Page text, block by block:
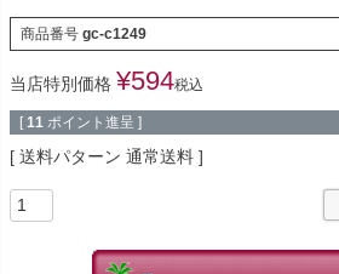
商品番号 gc-c1249
当店特別価格 ¥594税込
[ 11 ポイント進呈 ]
送料パターン 通常送料